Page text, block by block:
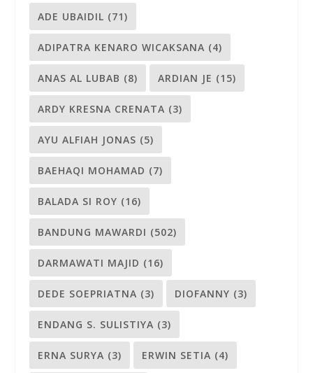
ADE UBAIDIL (71)
ADIPATRA KENARO WICAKSANA (4)
ANAS AL LUBAB (8) ARDIAN JE (15)
ARDY KRESNA CRENATA (3)
AYU ALFIAH JONAS (5)
BAEHAQI MOHAMAD (7)
BALADA SI ROY (16)
BANDUNG MAWARDI (502)
DARMAWATI MAJID (16)
DEDE SOEPRIATNA (3) DIOFANNY (3)
ENDANG S. SULISTIYA (3)
ERNA SURYA (3) ERWIN SETIA (4)